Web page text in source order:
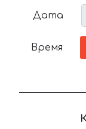
Дата
Время